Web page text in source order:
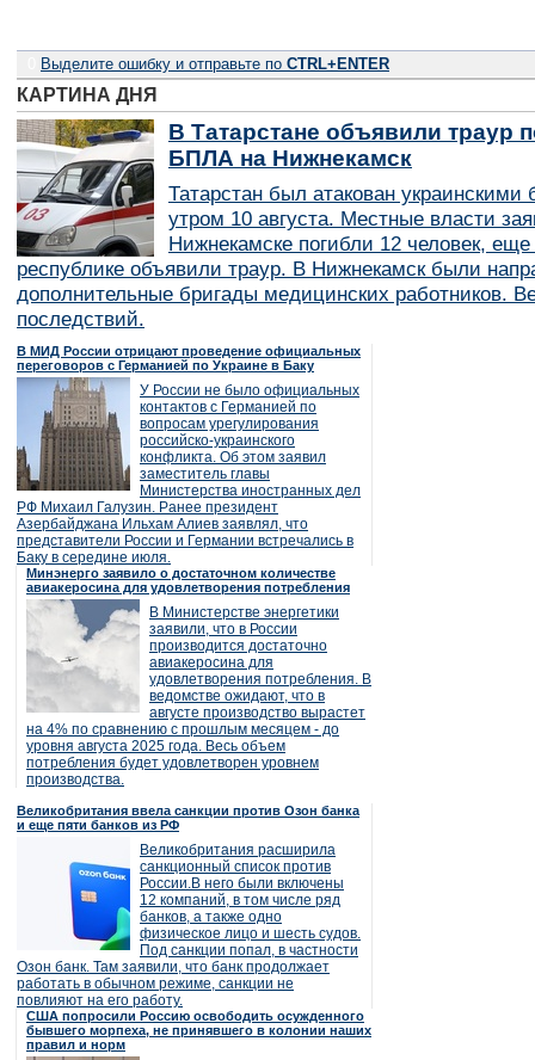
Выделите ошибку и отправьте по CTRL+ENTER
КАРТИНА ДНЯ
В Татарстане объявили траур
БПЛА на Нижнекамск
Татарстан был атакован украинскими
утром 10 августа. Местные власти
Нижнекамске погибли 12 человек,
республике объявили траур. В Нижнекамск были
дополнительные бригады медицинских работников.
последствий.
В МИД России отрицают проведение официальных
переговоров с Германией по Украине в Баку
У России не было официальных
контактов с Германией по
вопросам урегулирования
российско-украинского
конфликта. Об этом заявил
заместитель главы
Министерства иностранных дел
РФ Михаил Галузин. Ранее президент
Азербайджана Ильхам Алиев заявлял, что
представители России и Германии встречались в
Баку в середине июля.
Минэнерго заявило о достаточном количестве
авиакеросина для удовлетворения потребления
В Министерстве энергетики
заявили, что в России
производится достаточно
авиакеросина для
удовлетворения потребления. В
ведомстве ожидают, что в
августе производство вырастет
на 4% по сравнению с прошлым месяцем - до
уровня августа 2025 года. Весь объем
потребления будет удовлетворен уровнем
производства.
Великобритания ввела санкции против Озон банка
и еще пяти банков из РФ
Великобритания расширила
санкционный список против
России.В него были включены
12 компаний, в том числе ряд
банков, а также одно
физическое лицо и шесть судов.
Под санкции попал, в частности
Озон банк. Там заявили, что банк продолжает
работать в обычном режиме, санкции не
повлияют на его работу.
США попросили Россию освободить осужденного
бывшего морпеха, не принявшего в колонии наших
правил и норм